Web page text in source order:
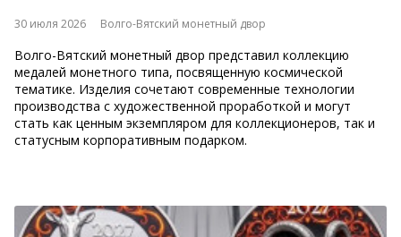
30 июля 2026 Волго-Вятский монетный двор
Волго-Вятский монетный двор представил коллекцию
медалей монетного типа, посвященную космической
тематике. Изделия сочетают современные технологии
производства с художественной проработкой и могут
стать как ценным экземпляром для коллекционеров, так и
статусным корпоративным подарком.